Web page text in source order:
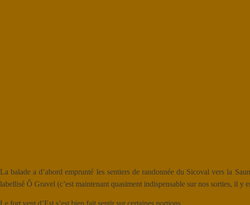
La balade a d’abord emprunté les sentiers de randonnée du Sicoval vers la
labellisé Ô Gravel (c’est maintenant quasiment indispensable sur nos sorties, il
Le fort vent d’Est s’est bien fait sentir sur certaines portions.